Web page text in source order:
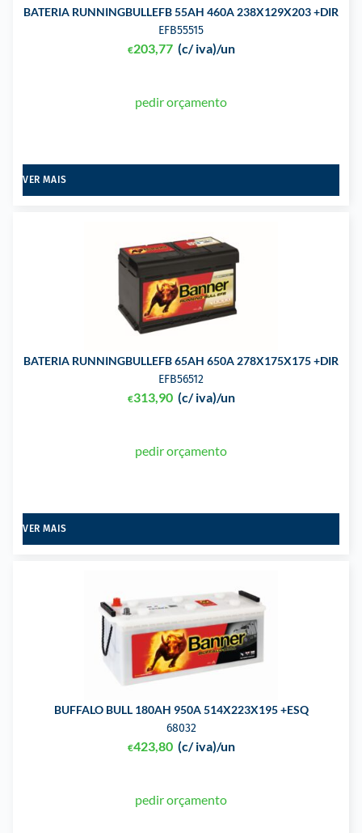
BATERIA RUNNINGBULLEFB 55AH 460A 238X129X203 +DIR
EFB55515
€203,77 (c/ iva)/un
pedir orçamento
VER MAIS
BATERIA RUNNINGBULLEFB 65AH 650A 278X175X175 +DIR
EFB56512
€313,90 (c/ iva)/un
pedir orçamento
VER MAIS
BUFFALO BULL 180AH 950A 514X223X195 +ESQ
68032
€423,80 (c/ iva)/un
pedir orçamento